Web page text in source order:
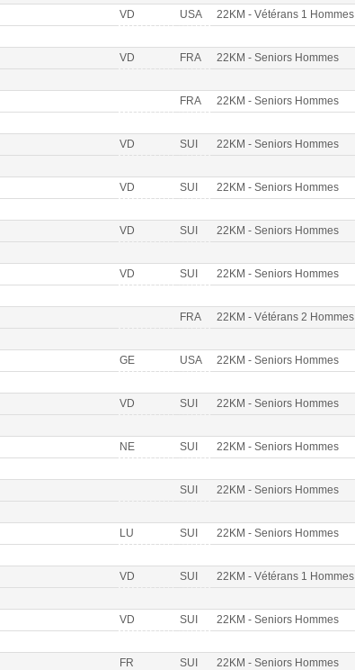
VD USA 22KM - Vétérans 1 Hommes
VD FRA 22KM - Seniors Hommes
FRA 22KM - Seniors Hommes
VD SUI 22KM - Seniors Hommes
VD SUI 22KM - Seniors Hommes
VD SUI 22KM - Seniors Hommes
VD SUI 22KM - Seniors Hommes
FRA 22KM - Vétérans 2 Hommes
GE USA 22KM - Seniors Hommes
VD SUI 22KM - Seniors Hommes
NE SUI 22KM - Seniors Hommes
SUI 22KM - Seniors Hommes
LU SUI 22KM - Seniors Hommes
VD SUI 22KM - Vétérans 1 Hommes
VD SUI 22KM - Seniors Hommes
FR SUI 22KM - Seniors Hommes